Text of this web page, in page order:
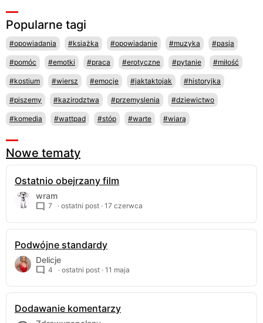
Popularne tagi
#opowiadania #książka #opowiadanie #muzyka #pasja
#pomóc #emotki #praca #erotyczne #pytanie #miłość
#kostium #wiersz #emocje #jaktaktojak #historyjka
#piszemy #kazirodztwa #przemyslenia #dziewictwo
#komedia #wattpad #stóp #warte #wiarą
Nowe tematy
Ostatnio obejrzany film
wram
7 · ostatni post · 17 czerwca
Podwójne standardy
Delicje
4 · ostatni post · 11 maja
Dodawanie komentarzy